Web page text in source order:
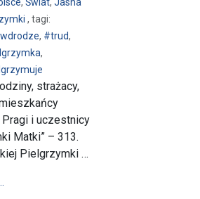
Pielgrzymka Piesza i Piesza
, Świat, Jasna
, tagi:
, #trud,
,
strażacy,
Pragi i uczestnicy
Matki” – 313.
Pielgrzymki …